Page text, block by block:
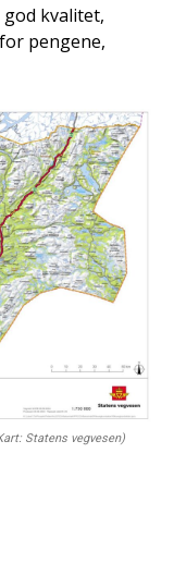
god kvalitet,
pengene,
Statens vegvesen)